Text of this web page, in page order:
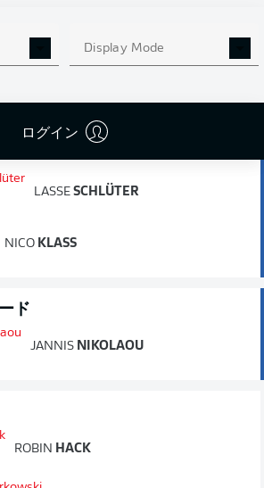
Display Mode
ログイン
LASSE SCHLÜTER
NICO KLASS
ド
JANNIS NIKOLAOU
ROBIN HACK